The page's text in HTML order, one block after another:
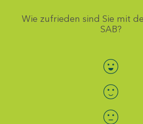
Wie zufrieden sind Sie mit
SAB?